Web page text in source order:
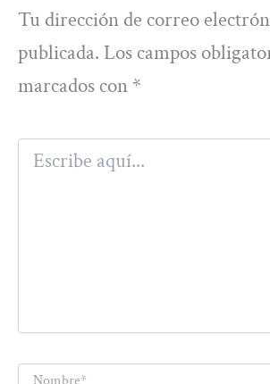
Tu dirección de correo
publicada. Los campos
marcados con *
Escribe
aquí...
Nombre*